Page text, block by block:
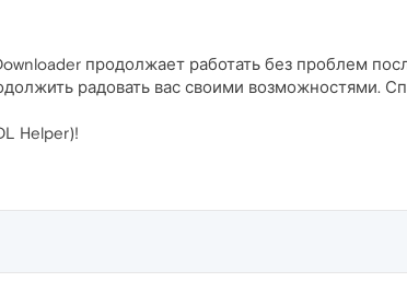
продолжает работать без проблем
радовать вас своими возможностями.
Helper)!